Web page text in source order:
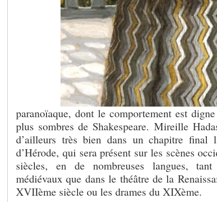
paranoïaque, dont le comportement est
plus sombres de Shakespeare. Mireille
d’ailleurs très bien dans un chapitre final
d’Hérode, qui sera présent sur les scènes
siècles, en de nombreuses langues,
médiévaux que dans le théâtre de la
XVIIème siècle ou les drames du XIXème.